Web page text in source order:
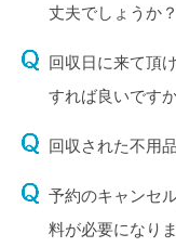
丈夫でしょうか？
回収日に来て頂
すれば良いです
回収された不用
予約のキャンセ
料が必要になり